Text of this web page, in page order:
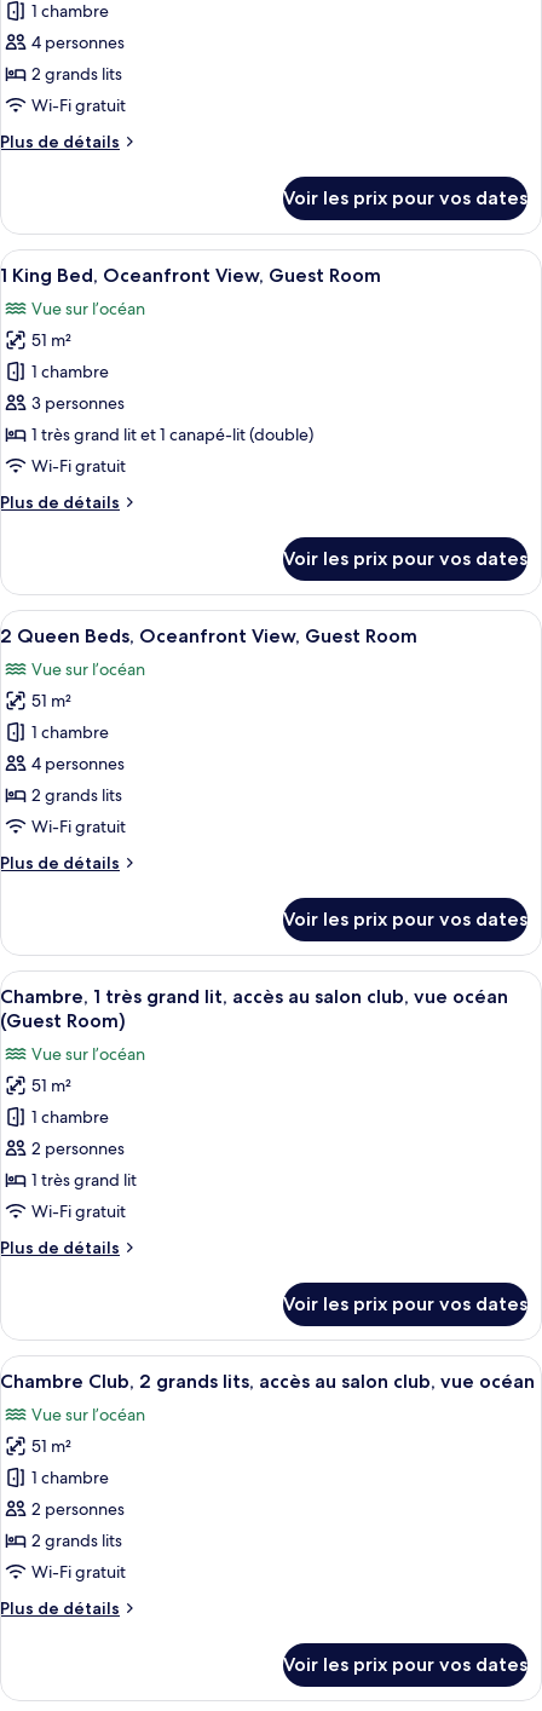
Ocean
View,
Guest
Room
pour
ce
type
de
chambre :
2
Ocean
View,
Guest
Room
1 chambre
4 personnes
2 grands lits
Wi-Fi gratuit
Plus de détails
Plus
le
type
de
chambre
2
Queen
Beds,
Ocean
View,
Guest
Room
Voir les prix pour vos dates
Afficher
toutes
les
photos
pour
ce
type
de
chambre :
1
Oceanfront
View,
Guest
Room
Une chambre d’hôtel avec un grand
5
1 King Bed, Oceanfront View, Guest Room
Vue sur l’océan
51 m²
1 chambre
3 personnes
1 très grand lit et 1 canapé-lit (double)
Wi-Fi gratuit
Plus de détails
Plus
le
type
de
King
Bed,
Oceanfront
View,
Guest
Room
Voir les prix pour vos dates
Afficher
toutes
les
photos
pour
ce
type
de
chambre :
2
Oceanfront
View,
Guest
Room
Une chambre d’hôtel équipée d’un
5
2 Queen Beds, Oceanfront View, Guest Room
Vue sur l’océan
51 m²
1 chambre
4 personnes
2 grands lits
Wi-Fi gratuit
Plus de détails
Plus
le
type
de
chambre
2
Queen
Beds,
Oceanfront
View,
Guest
Voir les prix pour vos dates
Afficher
toutes
les
photos
pour
ce
type
de
chambre :
1
lit,
accès
salon
club,
vue
océan
(Guest
Room)
Un complexe hôtelier doté d’une
17
Chambre, 1 très grand lit, accès au salon club, vue océan
(Guest Room)
Vue sur l’océan
51 m²
1 chambre
2 personnes
1 très grand lit
Wi-Fi gratuit
Plus de détails
Plus
le
type
de
Chambre,
très
grand
lit,
accès
au
salon
vue
Room)
Voir les prix pour vos dates
Afficher
toutes
les
photos
pour
ce
type
de
chambre :
Chambre
grands
Une chambre d’hôtel avec deux lits,
9
Chambre Club, 2 grands lits, accès au salon club, vue océan
Vue sur l’océan
51 m²
1 chambre
2 personnes
2 grands lits
Wi-Fi gratuit
Plus de détails
Plus
le
Voir les prix pour vos dates